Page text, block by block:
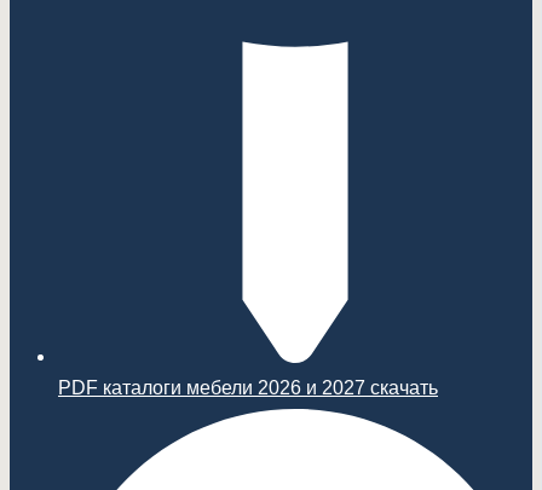
PDF каталоги мебели 2026 и 2027 скачать